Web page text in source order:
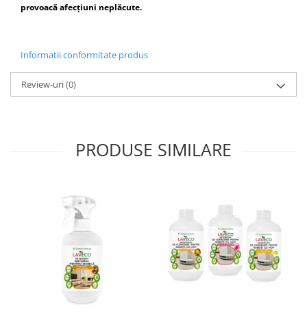
provoacă afecțiuni neplăcute.
Informatii conformitate produs
Review-uri(0)
PRODUSE SIMILARE